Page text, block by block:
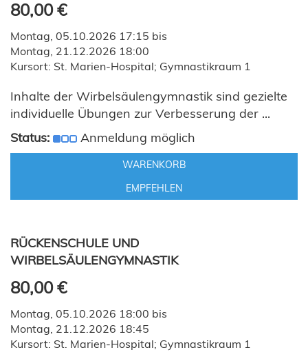
80,00 €
Montag, 05.10.2026 17:15 bis
Montag, 21.12.2026 18:00
Kursort: St. Marien-Hospital; Gymnastikraum 1
Inhalte der Wirbelsäulengymnastik sind gezielte
individuelle Übungen zur Verbesserung der ...
Status:
Anmeldung möglich
WARENKORB
EMPFEHLEN
RÜCKENSCHULE UND
WIRBELSÄULENGYMNASTIK
80,00 €
Montag, 05.10.2026 18:00 bis
Montag, 21.12.2026 18:45
Kursort: St. Marien-Hospital; Gymnastikraum 1